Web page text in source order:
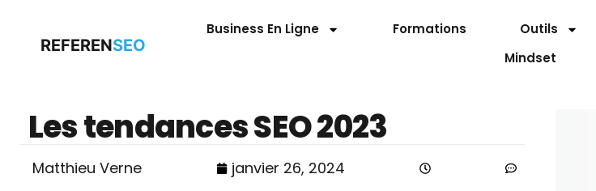
REFERENSEO
Business En Ligne Formations Outils
Mindset
Les tendances SEO 2023
Matthieu Verne janvier 26, 2024